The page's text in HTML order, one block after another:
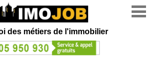
des métiers de l'immobilier